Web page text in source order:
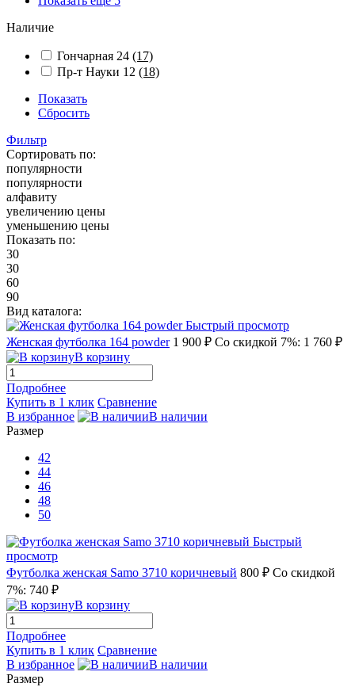
Наличие
Гончарная 24 (17)
Пр-т Науки 12 (18)
Показать
Сбросить
Фильтр
Сортировать по:
популярности
популярности
алфавиту
увеличению цены
уменьшению цены
Показать по:
30
30
60
90
Вид каталога:
Быстрый просмотр
Женская футболка 164 powder 1 900 ₽ Со скидкой 7%: 1 760 ₽
В корзину
Подробнее
Купить в 1 клик Сравнение
В избранное
В наличии
Размер
42
44
46
48
50
Быстрый
просмотр
Футболка женская Samo 3710 коричневый 800 ₽ Со скидкой
7%: 740 ₽
В корзину
Подробнее
Купить в 1 клик Сравнение
В избранное
В наличии
Размер